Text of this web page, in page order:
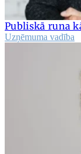
Publiskā runa
Uzņēmuma vadība